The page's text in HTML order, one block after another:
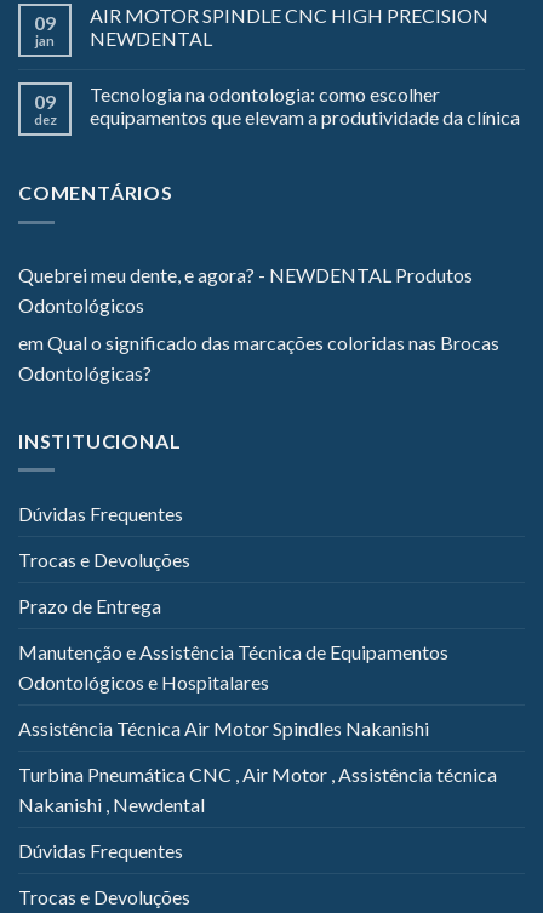
09
jan
AIR MOTOR SPINDLE CNC HIGH PRECISION
NEWDENTAL
09
dez
Tecnologia na odontologia: como escolher
equipamentos que elevam a produtividade da clínica
COMENTÁRIOS
Quebrei meu dente, e agora? - NEWDENTAL Produtos
Odontológicos
emQual o significado das marcações coloridas nas Brocas
Odontológicas?
INSTITUCIONAL
Dúvidas Frequentes
Trocas e Devoluções
Prazo de Entrega
Manutenção e Assistência Técnica de Equipamentos
Odontológicos e Hospitalares
Assistência Técnica Air Motor Spindles Nakanishi
Turbina Pneumática CNC , Air Motor , Assistência técnica
Nakanishi , Newdental
Dúvidas Frequentes
Trocas e Devoluções